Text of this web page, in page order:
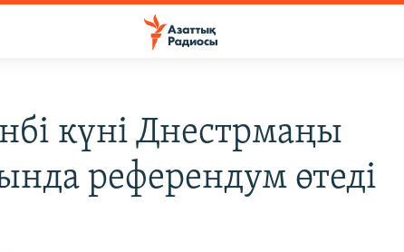
күні Днестрмаңы
референдум өтеді